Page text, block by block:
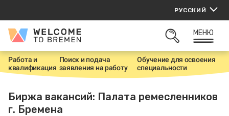
содержанию
РУССКИЙ
Welcome
Bremen
ОТКРЫТЬ
МЕНЮ
Г
л
в
н
а
Работа и
квалификация
Поиск и подача
заявления на работу
Обучение для освоения
специальности
Биржа вакансий: Палата ремесленников
г. Бремена